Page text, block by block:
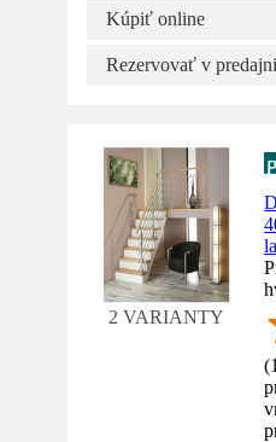
Kúpiť online
Rezervovať v predajni
2 VARIANTY
(